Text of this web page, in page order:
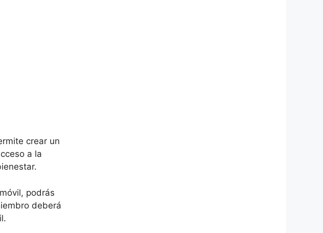
crear un
a la
podrás
deberá